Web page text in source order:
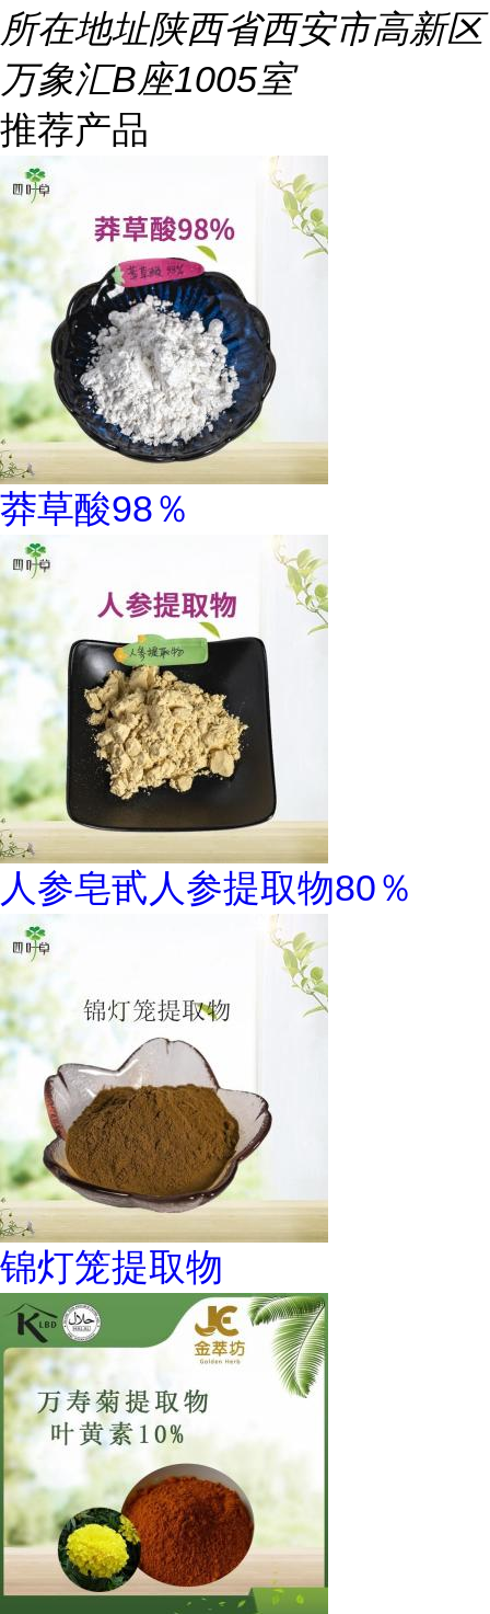
所在地址陕西省西安市高新区
万象汇B座1005室
推荐产品
莽草酸98％
人参皂甙人参提取物80％
锦灯笼提取物